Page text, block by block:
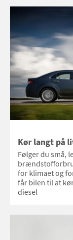
tusindvis af kroner.
har talt med Tim
rådgiver hos
hvordan du fjerner
udgifter
Kør langt på
Følger du små,
for klimaet og
får bilen til at
diesel